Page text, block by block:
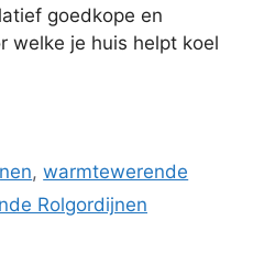
goedkope en
welke je huis helpt koel
,warmtewerende
Rolgordijnen